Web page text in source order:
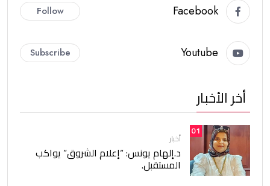
Facebook
Follow
Youtube
Subscribe
أخر الأخبار
01
أخبار
د.إلهام يونس: “إعلام الشروق” يواكب
المستقبل.